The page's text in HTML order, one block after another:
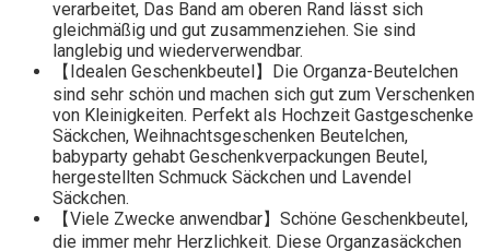
verarbeitet, Das Band am oberen Rand lässt sich
gleichmäßig und gut zusammenziehen. Sie sind
langlebig und wiederverwendbar.
【Idealen Geschenkbeutel】Die Organza-Beutelchen
sind sehr schön und machen sich gut zum Verschenken
von Kleinigkeiten. Perfekt als Hochzeit Gastgeschenke
Säckchen, Weihnachtsgeschenken Beutelchen,
babyparty gehabt Geschenkverpackungen Beutel,
hergestellten Schmuck Säckchen und Lavendel
Säckchen.
【Viele Zwecke anwendbar】Schöne Geschenkbeutel,
die immer mehr Herzlichkeit. Diese Organzasäckchen